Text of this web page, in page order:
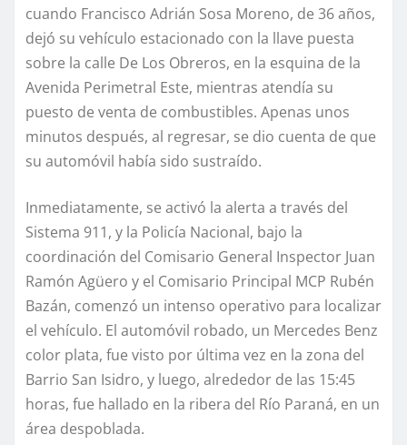
cuando Francisco Adrián Sosa Moreno, de 36 años,
dejó su vehículo estacionado con la llave puesta
sobre la calle De Los Obreros, en la esquina de la
Avenida Perimetral Este, mientras atendía su
puesto de venta de combustibles. Apenas unos
minutos después, al regresar, se dio cuenta de que
su automóvil había sido sustraído.
Inmediatamente, se activó la alerta a través del
Sistema 911, y la Policía Nacional, bajo la
coordinación del Comisario General Inspector Juan
Ramón Agüero y el Comisario Principal MCP Rubén
Bazán, comenzó un intenso operativo para localizar
el vehículo. El automóvil robado, un Mercedes Benz
color plata, fue visto por última vez en la zona del
Barrio San Isidro, y luego, alrededor de las 15:45
horas, fue hallado en la ribera del Río Paraná, en un
área despoblada.